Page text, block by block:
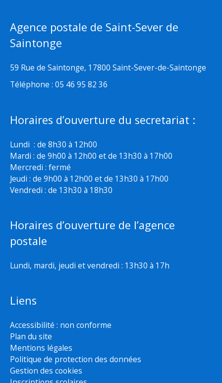
Agence postale de Saint-Sever de
Saintonge
59 Rue de Saintonge, 17800 Saint-Sever-de-Saintonge
Téléphone : 05 46 95 82 36
Horaires d’ouverture du secretariat :
Lundi : de 8h30 à 12h00
Mardi : de 9h00 à 12h00 et de 13h30 à 17h00
Mercredi : fermé
Jeudi : de 9h00 à 12h00 et de 13h30 à 17h00
Vendredi : de 13h30 à 18h30
Horaires d’ouverture de l’agence
postale
Lundi, mardi, jeudi et vendredi : 13h30 à 17h
Liens
Accessibilité : non conforme
Plan du site
Mentions légales
Politique de protection des données
Gestion des cookies